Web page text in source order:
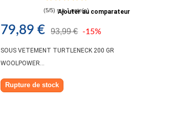
(5/5) sur 1 note(s)
Ajouter au comparateur
79,89 € 93,99 € -15%
SOUS VETEMENT TURTLENECK 200 GR
WOOLPOWER...
Rupture de stock